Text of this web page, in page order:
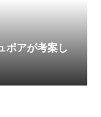
ポアが考案し